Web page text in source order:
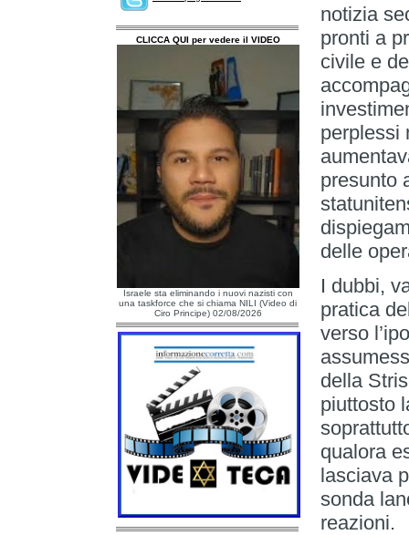
CLICCA QUI per vedere il VIDEO
Israele sta eliminando i nuovi nazisti con
una taskforce che si chiama NILI (Video di
Ciro Principe) 02/08/2026
notizia
pronti a
civile e
perplessi
presunto
delle
I dubbi,
pratica
verso
della
piuttosto
qualora
lasciava
sonda
reazioni.